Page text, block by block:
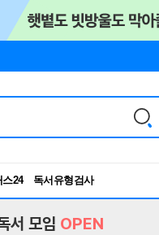
스24
독서유형검사
RBTI Lab
서 모임 OPEN